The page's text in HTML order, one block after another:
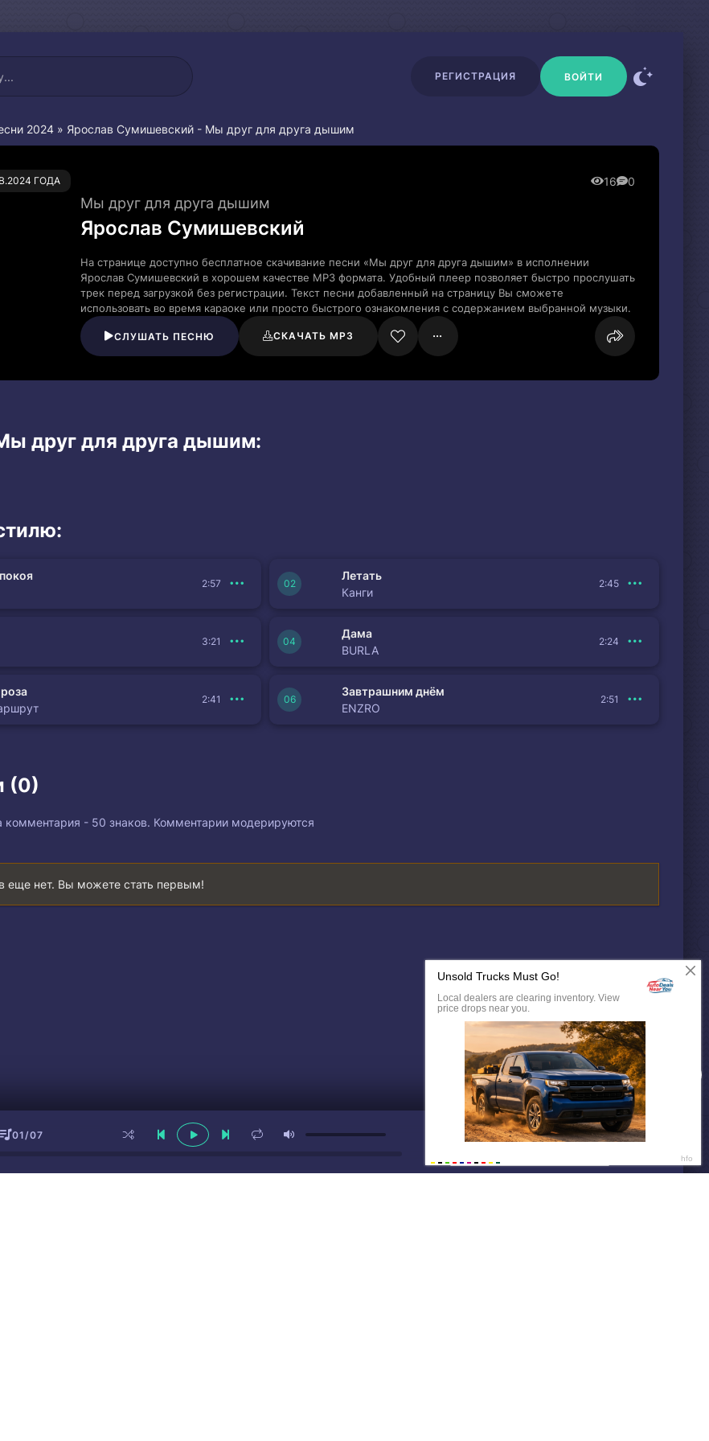
РЕГИСТРАЦИЯ ВОЙТИ
2024 » Ярослав Сумишевский - Мы друг для друга дышим
ГОДА 16 0
0
Мы друг для друга дышим
Ярослав Сумишевский
На странице доступно бесплатное скачивание песни «Мы друг для друга дышим» в исполнении
Ярослав Сумишевский в хорошем качестве MP3 формата. Удобный плеер позволяет быстро прослушать
трек перед загрузкой без регистрации. Текст песни добавленный на страницу Вы сможете
использовать во время караоке или просто быстрого ознакомления с содержанием выбранной музыки.
СЛУШАТЬ ПЕСНЮ СКАЧАТЬ MP3
друг для друга дышим:
2:57
Летать
Канги
2:45
3:21
Дама
BURLA
2:24
2:41
Завтрашним днём
ENZRO
2:51
(0)
комментария - 50 знаков. Комментарии модерируются
еще нет. Вы можете стать первым!
01/07
ДАЛЕЕ
12:42